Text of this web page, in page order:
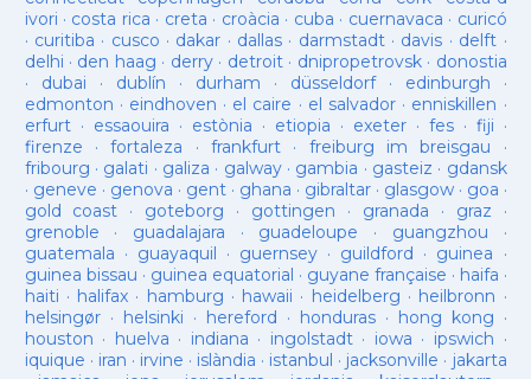
ivori · costa rica · creta · croàcia · cuba · cuernavaca · curicó
· curitiba · cusco · dakar · dallas · darmstadt· davis · delft ·
delhi · den haag · derry· detroit· dnipropetrovsk· donostia
· dubai · dublín · durham · düsseldorf· edinburgh ·
edmonton · eindhoven · el caire · el salvador · enniskillen ·
erfurt· essaouira · estònia · etiopia · exeter· fes· fiji ·
firenze ·fortaleza · frankfurt· freiburg im breisgau ·
fribourg · galati · galiza · galway· gambia · gasteiz · gdansk
· geneve · genova · gent· ghana · gibraltar· glasgow· goa ·
gold coast · goteborg · gottingen · granada · graz ·
grenoble · guadalajara · guadeloupe · guangzhou ·
guatemala · guayaquil · guernsey· guildford · guinea ·
guinea bissau · guinea equatorial · guyane française · haifa ·
haiti · halifax · hamburg · hawaii · heidelberg · heilbronn ·
helsingør· helsinki · hereford · honduras· hong kong ·
houston · huelva · indiana · ingolstadt· iowa · ipswich ·
iquique · iran · irvine · islàndia · istanbul · jacksonville · jakarta